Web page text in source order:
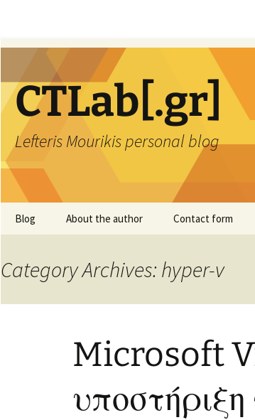
Skip
content
CTLab[.gr]
Lefteris Mourikis personal blog
Blog About the author Contact form
Category Archives: hyper-v
Microsoft